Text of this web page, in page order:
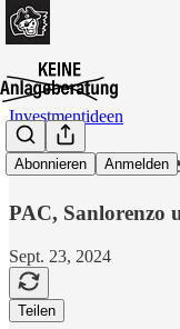
Abonnieren Anmelden
Investmentideen
PAC, Sanlorenzo
Sept. 23, 2024
Teilen